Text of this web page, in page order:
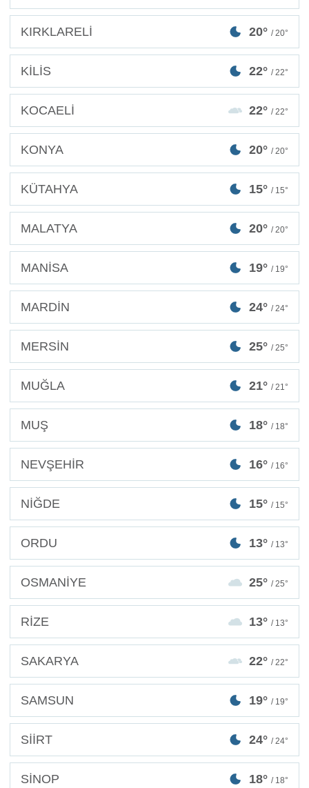
KIRKLARELİ 20° / 20°
KİLİS 22° / 22°
KOCAELİ 22° / 22°
KONYA 20° / 20°
KÜTAHYA 15° / 15°
MALATYA 20° / 20°
MANİSA 19° / 19°
MARDİN 24° / 24°
MERSİN 25° / 25°
MUĞLA 21° / 21°
MUŞ 18° / 18°
NEVŞEHİR 16° / 16°
NİĞDE 15° / 15°
ORDU 13° / 13°
OSMANİYE 25° / 25°
RİZE 13° / 13°
SAKARYA 22° / 22°
SAMSUN 19° / 19°
SİİRT 24° / 24°
SİNOP 18° / 18°